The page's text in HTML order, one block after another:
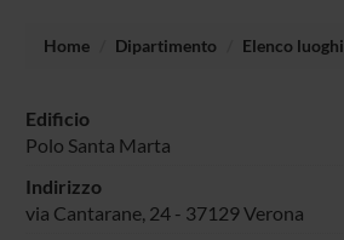
Home Dipartimento Elenco luoghi
Edificio
Polo Santa Marta
Indirizzo
via Cantarane, 24 - 37129 Verona